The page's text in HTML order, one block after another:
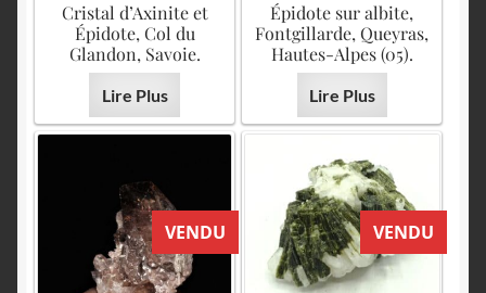
Cristal d’Axinite et
Épidote, Col du
Glandon, Savoie.
Lire Plus
Épidote sur albite,
Fontgillarde, Queyras,
Hautes-Alpes (05).
Lire Plus
VENDU VENDU